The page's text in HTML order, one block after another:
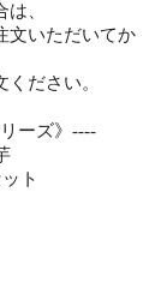
、
文いただいてか
ださい。
ーズ》----
ト